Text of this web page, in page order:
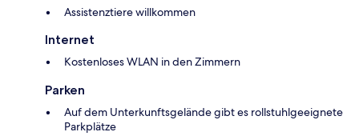
Assistenztiere willkommen
Internet
Kostenloses WLAN in den Zimmern
Parken
Auf dem Unterkunftsgelände gibt es rollstuhlgeeignete
Parkplätze